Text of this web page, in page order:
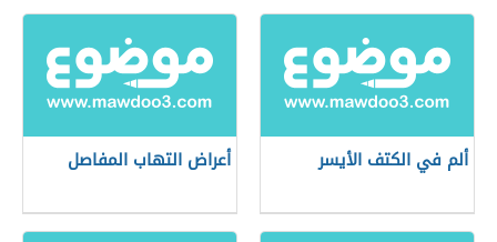
ألم في الكتف الأيسر أعراض التهاب المفاصل